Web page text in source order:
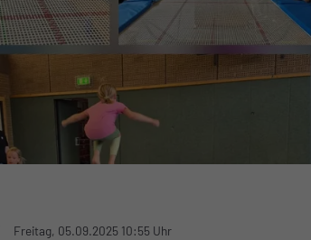
Freitag, 05.09.2025 10:55 Uhr